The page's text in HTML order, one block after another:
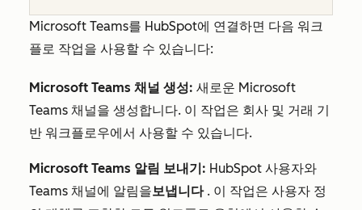
Microsoft Teams를 HubSpot에 연결하면 다음 워크
플로 작업을 사용할 수 있습니다:
Microsoft Teams 채널 생성: 새로운 Microsoft
Teams 채널을 생성합니다. 이 작업은 회사 및 거래 기
반 워크플로우에서 사용할 수 있습니다.
Microsoft Teams 알림 보내기: HubSpot 사용자와
Teams 채널에 알림을보냅니다 . 이 작업은 사용자 정